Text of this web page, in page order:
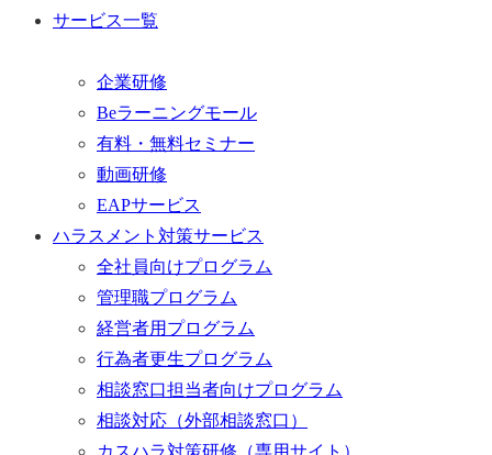
サービス一覧
企業研修
Beラーニングモール
有料・無料セミナー
動画研修
EAPサービス
ハラスメント対策サービス
全社員向けプログラム
管理職プログラム
経営者用プログラム
行為者更生プログラム
相談窓口担当者向けプログラム
相談対応（外部相談窓口）
カスハラ対策研修（専用サイト）